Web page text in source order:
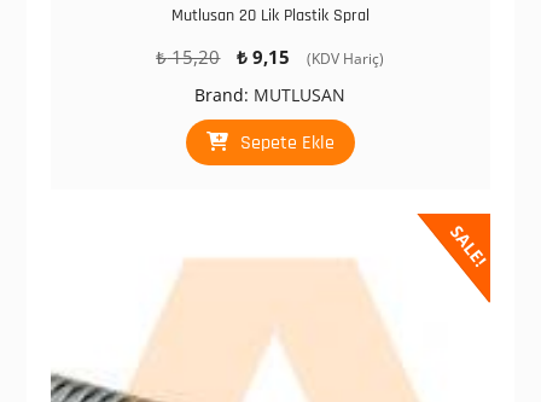
Mutlusan 20 Lik Plastik Spral
₺15,20
Orijinal
₺ 15,20.
₺ 9,15
Şu
fiyat:
₺ 9,15.
(KDV Hariç)
Brand: MUTLUSAN
Sepete Ekle
SALE!